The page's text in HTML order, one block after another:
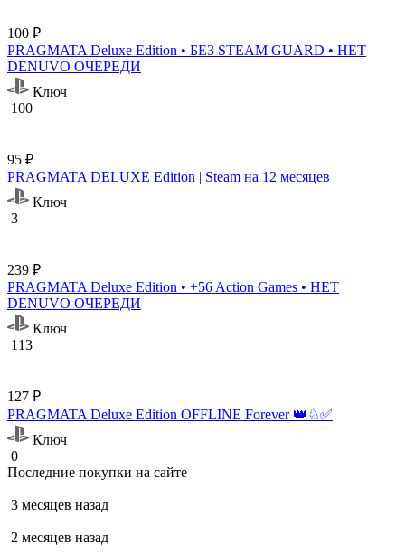
100 ₽
PRAGMATA Deluxe Edition • БЕЗ STEAM GUARD • НЕТ
DENUVO ОЧЕРЕДИ
Ключ
100
95 ₽
PRAGMATA DELUXE Edition | Steam на 12 месяцев
Ключ
3
239 ₽
PRAGMATA Deluxe Edition • +56 Action Games • НЕТ
DENUVO ОЧЕРЕДИ
Ключ
113
127 ₽
PRAGMATA Deluxe Edition OFFLINE Forever 👑♘✅
Ключ
0
Последние покупки на сайте
3 месяцев назад
2 месяцев назад